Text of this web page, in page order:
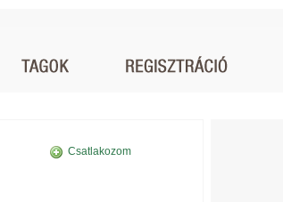
Csatlakozom